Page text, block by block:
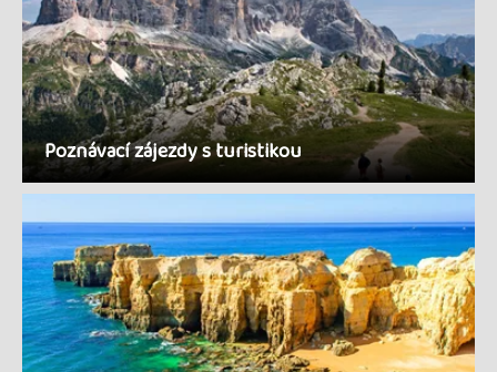
Poznávací zájezdy s turistikou